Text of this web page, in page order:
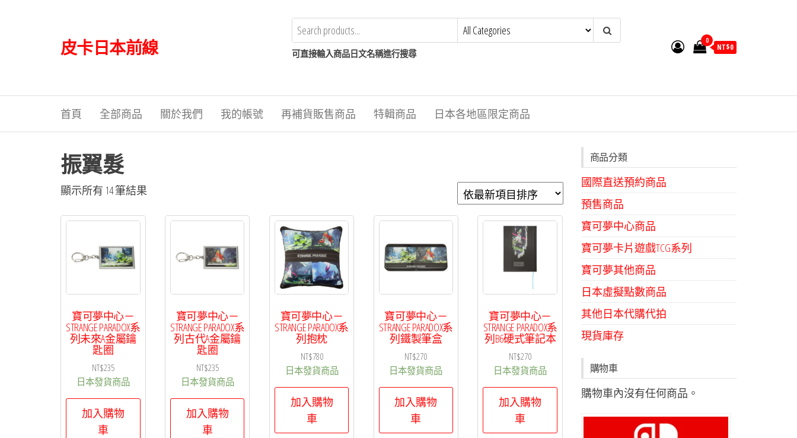
皮卡日本前線 可直接輸入商品日文名稱進行搜尋
0
NT$0
首頁 全部商品 關於我們 我的帳號 再補貨販售商品 特輯商品 日本各地區限定商品
振翼髮
顯示所有 14 筆結果
寶可夢中心－
STRANGE PARADOX系
列未來A金屬鑰
匙圈
NT$235
日本發貨商品
加入購物
車
寶可夢中心－
STRANGE PARADOX系
列古代A金屬鑰
匙圈
NT$235
日本發貨商品
加入購物
車
寶可夢中心－
STRANGE PARADOX系
列抱枕
NT$780
日本發貨商品
加入購物
車
寶可夢中心－
STRANGE PARADOX系
列鐵製筆盒
NT$270
日本發貨商品
加入購物
車
寶可夢中心－
STRANGE PARADOX系
列B6硬式筆記本
NT$270
日本發貨商品
加入購物
車
商品分類
國際直送預約商品
預售商品
寶可夢中心商品
寶可夢卡片遊戲TCG系列
寶可夢其他商品
日本虛擬點數商品
其他日本代購代拍
現貨庫存
購物車
購物車內沒有任何商品。